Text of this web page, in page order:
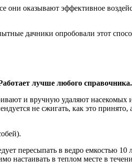
они оказывают эффективное
дачники опробовали этот
лучше любого справочника.
и вручную удаляют насекомых
не сжигать, как это принято,
пересыпать в ведро емкостью 10
настаивать в теплом месте в